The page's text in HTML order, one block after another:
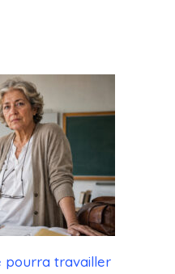
pourra travailler